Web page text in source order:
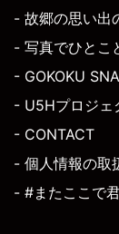
- 故郷の思い出
- 写真でひとこ
- GOKOKU
- U5Hプロジェ
- CONTACT
- 個人情報の取
- #またここで